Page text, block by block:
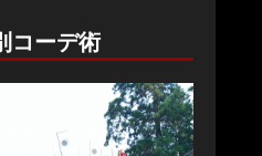
コーデ術